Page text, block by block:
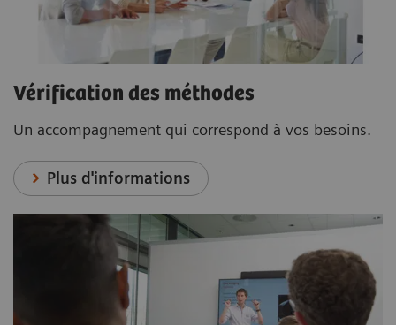
Vérification des méthodes
Un accompagnement qui correspond à vos besoins.
Plus d'informations